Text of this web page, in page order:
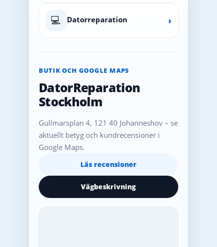
💻 Datorreparation ›
BUTIK OCH GOOGLE MAPS
DatorReparation
Stockholm
Gullmarsplan 4, 121 40 Johanneshov – se
aktuellt betyg och kundrecensioner i
Google Maps.
Läs recensioner
Vägbeskrivning